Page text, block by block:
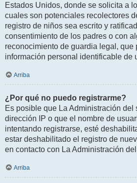
Estados Unidos, donde se solicita a
cuales son potenciales recolectores
registro de niños sea escrito y
consentimiento de los padres o con
reconocimiento de guardia legal, que
información personal identificable de
Arriba
¿Por qué no puedo registrarme?
Es posible que La Administración del
dirección IP o que el nombre de
intentando registrarse, esté
estar deshabilitado el registro de
en contacto con La Administración
Arriba